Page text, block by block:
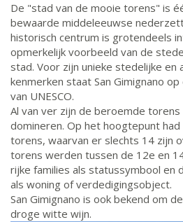
De "stad van de mooie torens" is
bewaarde middeleeuwse
historisch centrum is grotendeels
opmerkelijk voorbeeld van de
stad. Voor zijn unieke stedelijke en
kenmerken staat San Gimignano
van UNESCO.
Al van ver zijn de beroemde
domineren. Op het hoogtepunt had
torens, waarvan er slechts 14 zijn
torens werden tussen de 12e en
rijke families als statussymbool en
als woning of verdedigingsobject.
San Gimignano is ook bekend om
droge witte wijn.